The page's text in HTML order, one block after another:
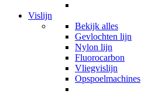
Vislijn
Bekijk alles
Gevlochten lijn
Nylon lijn
Fluorocarbon
Vliegvislijn
Opspoelmachines